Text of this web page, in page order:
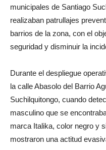
municipales de Santiago
realizaban patrullajes
barrios de la zona, con el
seguridad y disminuir la
Durante el despliegue
la calle Abasolo del Barrio
Suchilquitongo, cuando
masculino que se
marca Italika, color negro y
mostraron una actitud